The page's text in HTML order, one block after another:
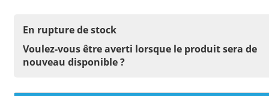
En rupture de stock
Voulez-vous être averti lorsque le produit sera de
nouveau disponible ?